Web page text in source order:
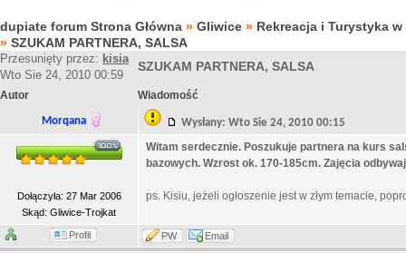
dupiate forum Strona Główna » Gliwice » Rekreacja i Turystyka
» SZUKAM PARTNERA, SALSA
Przesunięty przez: kisia
Wto Sie 24, 2010 00:59
SZUKAM PARTNERA, SALSA
Autor Wiadomość
Morqana Wysłany: Wto Sie 24, 2010 00:15
Dołączyła: 27 Mar 2006
Skąd: Gliwice-Trojkat
Witam serdecznie. Poszukuje partnera na kurs
bazowych. Wzrost ok. 170-185cm. Zajęcia
ps. Kisiu, jeżeli ogłoszenie jest w złym temacie,
Profil PW Email